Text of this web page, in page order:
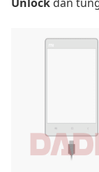
Unlock dan